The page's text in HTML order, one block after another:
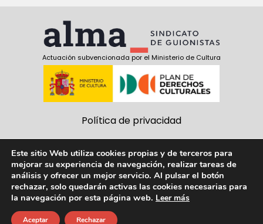
Actuación subvencionada por el Ministerio de Cultura
Política de privacidad
Aviso Legal
Síguenos:
facebook
Este sitio Web utiliza cookies propias y de terceros para
mejorar su experiencia de navegación, realizar tareas de
análisis y ofrecer un mejor servicio. Al pulsar el botón
rechazar, solo quedarán activas las cookies necesarias para
la navegación por esta página web. Leer más
Aceptar Rechazar